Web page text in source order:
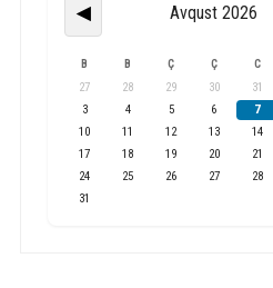
◀ Avqust 2026
B B Ç Ç C
27 28 29 30 31
3
4 5 6 7
10
11 12 13 14
17
18 19 20 21
24
25 26 27 28
31